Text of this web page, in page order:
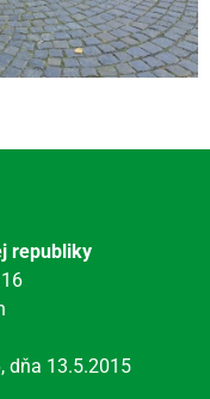
republiky
dňa 13.5.2015